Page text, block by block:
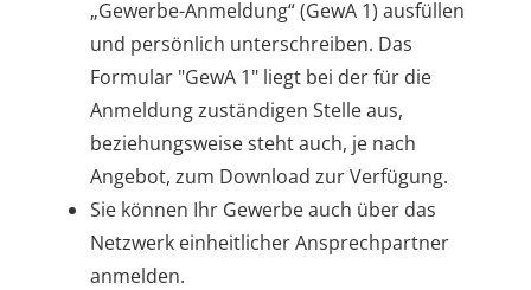
„Gewerbe-Anmeldung“ (GewA 1) ausfüllen
und persönlich unterschreiben. Das
Formular "GewA 1" liegt bei der für die
Anmeldung zuständigen Stelle aus,
beziehungsweise steht auch, je nach
Angebot, zum Download zur Verfügung.
Sie können Ihr Gewerbe auch über das
Netzwerk einheitlicher Ansprechpartner
anmelden.